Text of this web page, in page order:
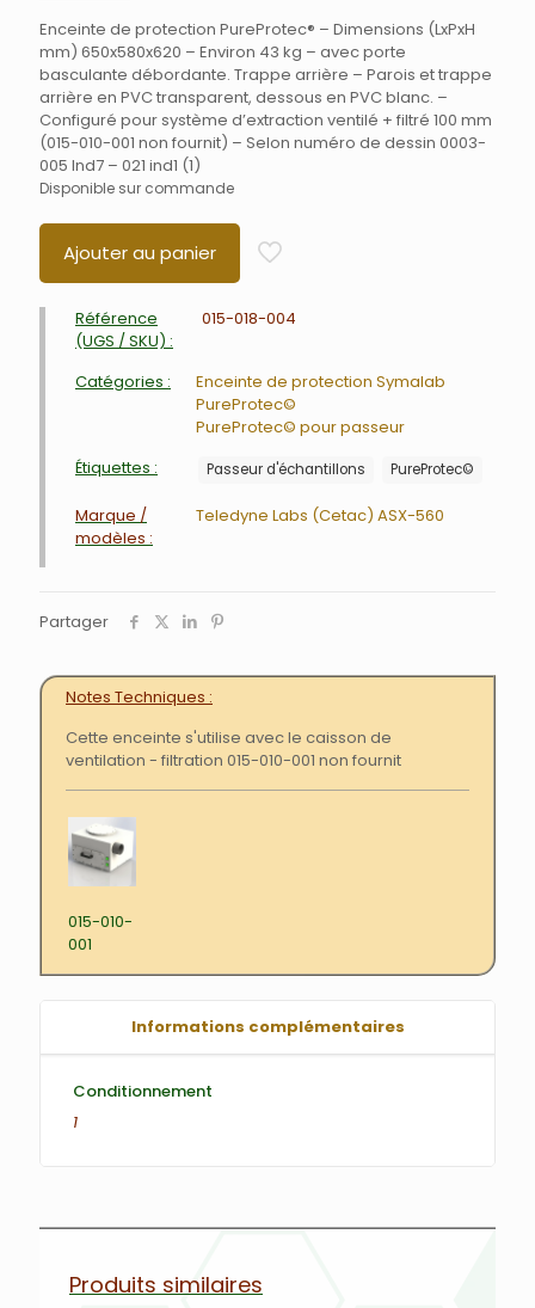
Enceinte de protection PureProtec® – Dimensions (LxPxH
mm) 650x580x620 – Environ 43 kg – avec porte
basculante débordante. Trappe arrière – Parois et trappe
arrière en PVC transparent, dessous en PVC blanc. –
Configuré pour système d’extraction ventilé + filtré 100 mm
(015-010-001 non fournit) – Selon numéro de dessin 0003-
005 Ind7 – 021 ind1 (1)
Disponible sur commande
Ajouter au panier
Référence
(UGS / SKU) :
015-018-004
Catégories :
Enceinte de protection Symalab
PureProtec©
PureProtec© pour passeur
Étiquettes :
Passeur d'échantillons PureProtec©
Marque /
modèles :
Teledyne Labs (Cetac) ASX-560
Partager
Notes Techniques
Cette enceinte s'utilise avec le caisson de
ventilation - filtration 015-010-001 non fournit
015-010-
001
Informations complémentaires
Conditionnement
1
Produits similaires